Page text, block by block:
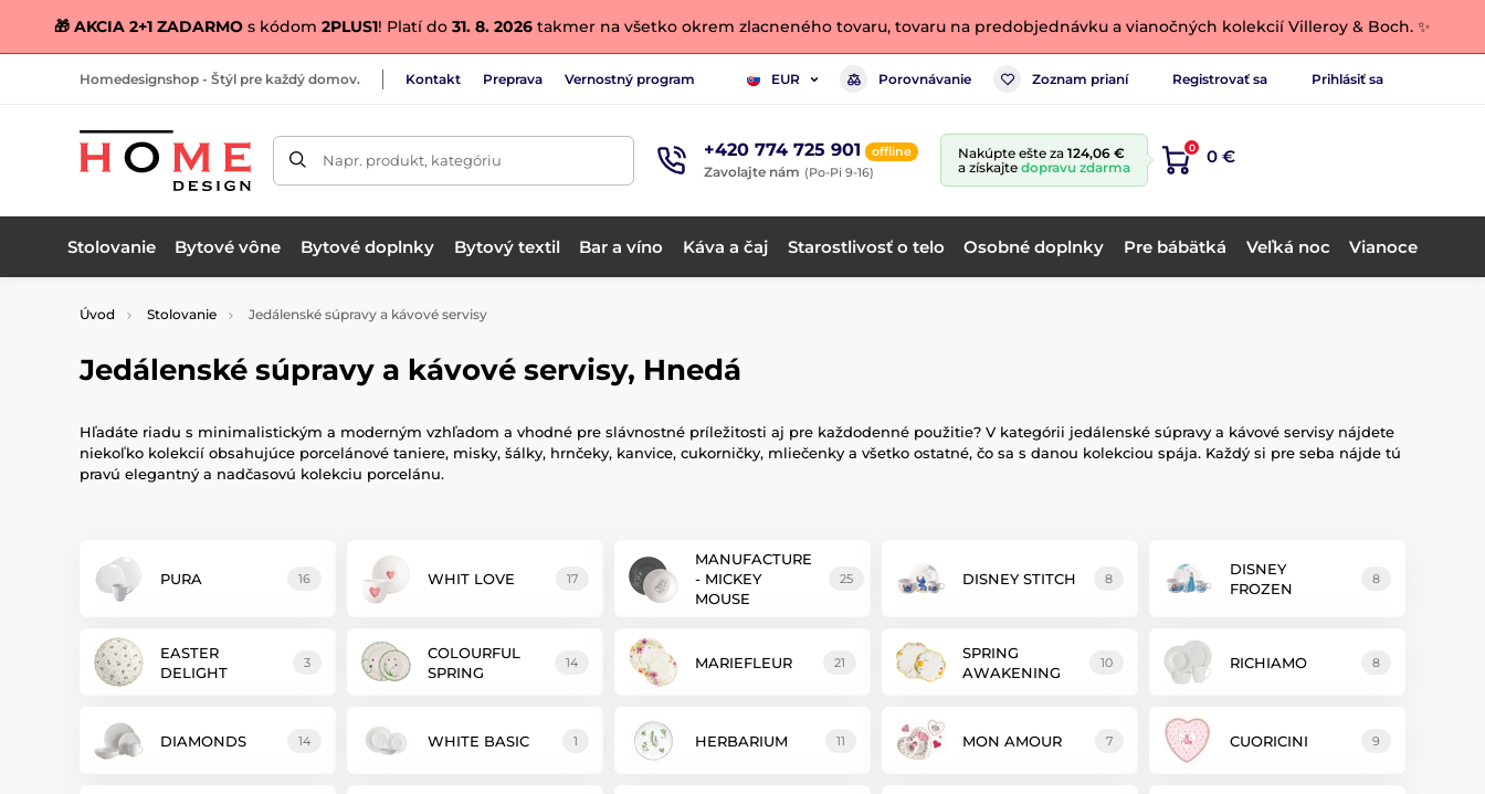
🎁 AKCIA 2+1 ZADARMO s kódom 2PLUS1! Platí do 31. 8. 2026 takmer na všetko okrem zlacneného tovaru, tovaru na predobjednávku a vianočných kolekcií Villeroy & Boch. ✨
Homedesignshop - Štýl pre každý domov. Kontakt Preprava Vernostný program EUR Porovnávanie Zoznam prianí Registrovať sa Prihlásiť sa
Napr. produkt, kategóriu +420 774 725 901 offline
Zavolajte nám (Po-Pi 9-16)
Nakúpte ešte za 124,06 €
a získajte dopravu zdarma
0 0 €
Stolovanie Bytové vône Bytové doplnky Bytový textil Bar a víno Káva a čaj Starostlivosť o telo Osobné doplnky Pre bábätká Veľká noc Vianoce
Úvod Stolovanie Jedálenské súpravy a kávové servisy
Jedálenské súpravy a kávové servisy, Hnedá
Hľadáte riadu s minimalistickým a moderným vzhľadom a vhodné pre slávnostné príležitosti aj pre každodenné použitie? V kategórii jedálenské súpravy a kávové servisy nájdete
niekoľko kolekcií obsahujúce porcelánové taniere, misky, šálky, hrnčeky, kanvice, cukorničky, mliečenky a všetko ostatné, čo sa s danou kolekciou spája. Každý si pre seba nájde tú
pravú elegantný a nadčasovú kolekciu porcelánu.
PURA 16 WHIT LOVE 17
MANUFACTURE
- MICKEY
MOUSE
25 DISNEY STITCH 8
DISNEY
FROZEN
8
EASTER
DELIGHT
3
COLOURFUL
SPRING
14 MARIEFLEUR 21
SPRING
AWAKENING
10 RICHIAMO 8
DIAMONDS 14 WHITE BASIC 1 HERBARIUM 11 MON AMOUR 7 CUORICINI 9